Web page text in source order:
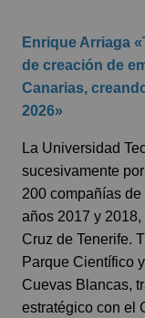
Enrique Arriaga
de creación de
Canarias,
2026»
La Universidad
sucesivamente
200 compañías
años 2017 y
Cruz de Tenerife.
Parque Científico
Cuevas Blancas,
estratégico con el